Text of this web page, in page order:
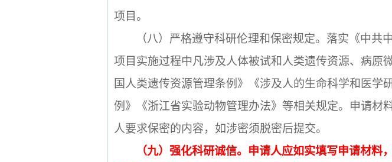
项目。
（八）严格遵守科研伦理和保密规定。落实《中共
项目实施过程中凡涉及人体被试和人类遗传资源、病原
国人类遗传资源管理条例》《涉及人的生命科学和医
例》《浙江省实验动物管理办法》等相关规定。申请材
人要求保密的内容，如涉密须脱密后提交。
（九）强化科研诚信。申请人应如实填写申请材